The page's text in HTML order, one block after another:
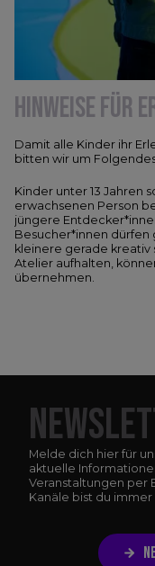
HINWEISE FÜR
Damit alle Kinder ihr
bitten wir um
Kinder unter 13 Jahren
erwachsenen Person
jüngere
Besucher*innen
kleinere gerade kreativ
Atelier aufhalten,
übernehmen.
Melde dich hier für
aktuelle
Veranstaltungen per
Kanäle bist du